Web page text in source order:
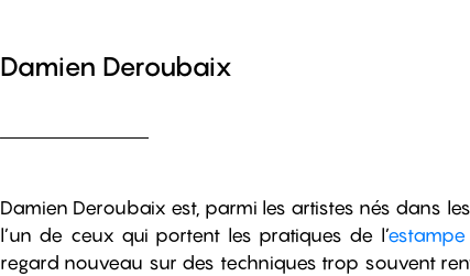
Damien Deroubaix
Damien Deroubaix est, parmi les artistes nés dans
l’un de ceux qui portent les pratiques de l’estampe
regard nouveau sur des techniques trop souvent